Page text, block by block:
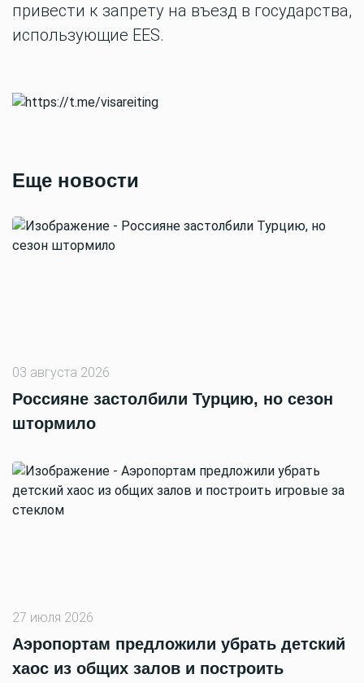
привести к запрету на въезд в государства,
использующие EES.
Еще новости
03 августа 2026
Россияне застолбили Турцию, но сезон
штормило
27 июля 2026
Аэропортам предложили убрать детский
хаос из общих залов и построить